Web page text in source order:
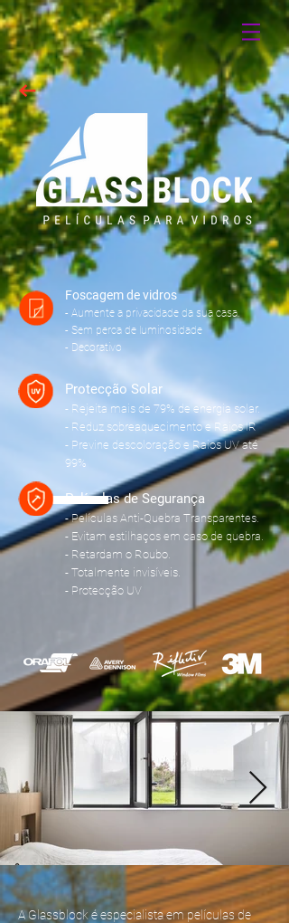
Foscagem de vidros
- Aumente a privacidade da sua casa.
- Sem perca de luminosidade
- Decorativo
Protecção Solar
- Rejeita mais de 79% de energia solar.
- Reduz sobreaquecimento e Raios IR
- Previne descoloração e Raios UV até
99%
Películas de Segurança
- Películas Anti-Quebra Transparentes.
- Evitam estilhaços em caso de quebra.
- Retardam o Roubo.
- Totalmente invisíveis.
- Protecção UV
A Glassblock é especialista em películas de